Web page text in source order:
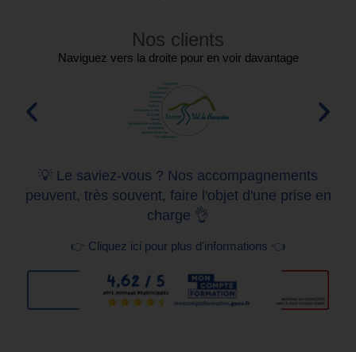
Nos clients
Naviguez vers la droite pour en voir davantage
💡 Le saviez-vous ? Nos accompagnements
peuvent, très souvent, faire l'objet d'une prise en
charge 👌
👉 Cliquez ici pour plus d'informations 👈